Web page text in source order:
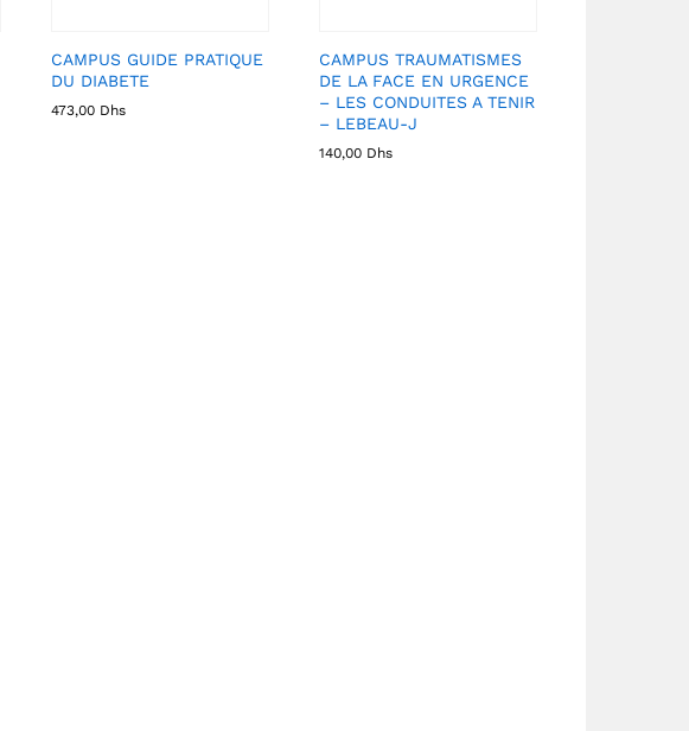
CAMPUS GUIDE PRATIQUE
DU DIABETE
473,00 Dhs
CAMPUS TRAUMATISMES
DE LA FACE EN URGENCE
– LES CONDUITES A TENIR
– LEBEAU-J
140,00 Dhs